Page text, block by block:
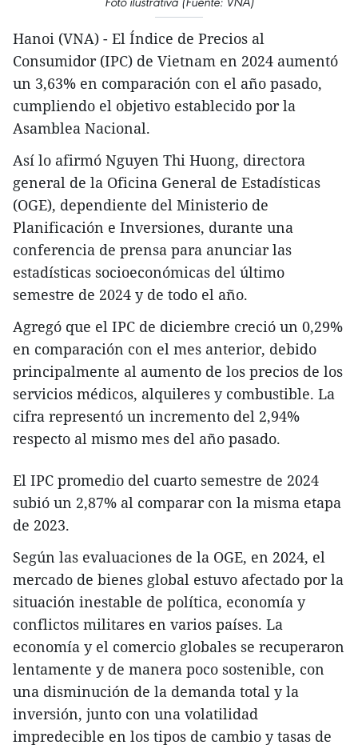
Hanoi (VNA) - El Índice de Precios al
Consumidor (IPC) de Vietnam en 2024 aumentó
un 3,63% en comparación con el año pasado,
cumpliendo el objetivo establecido por la
Asamblea Nacional.
Así lo afirmó Nguyen Thi Huong, directora
general de la Oficina General de Estadísticas
(OGE), dependiente del Ministerio de
Planificación e Inversiones, durante una
conferencia de prensa para anunciar las
estadísticas socioeconómicas del último
semestre de 2024 y de todo el año.
Agregó que el IPC de diciembre creció un 0,29%
en comparación con el mes anterior, debido
principalmente al aumento de los precios de los
servicios médicos, alquileres y combustible. La
cifra representó un incremento del 2,94%
respecto al mismo mes del año pasado.
El IPC promedio del cuarto semestre de 2024
subió un 2,87% al comparar con la misma etapa
de 2023.
Según las evaluaciones de la OGE, en 2024, el
mercado de bienes global estuvo afectado por la
situación inestable de política, economía y
conflictos militares en varios países. La
economía y el comercio globales se recuperaron
lentamente y de manera poco sostenible, con
una disminución de la demanda total y la
inversión, junto con una volatilidad
impredecible en los tipos de cambio y tasas de